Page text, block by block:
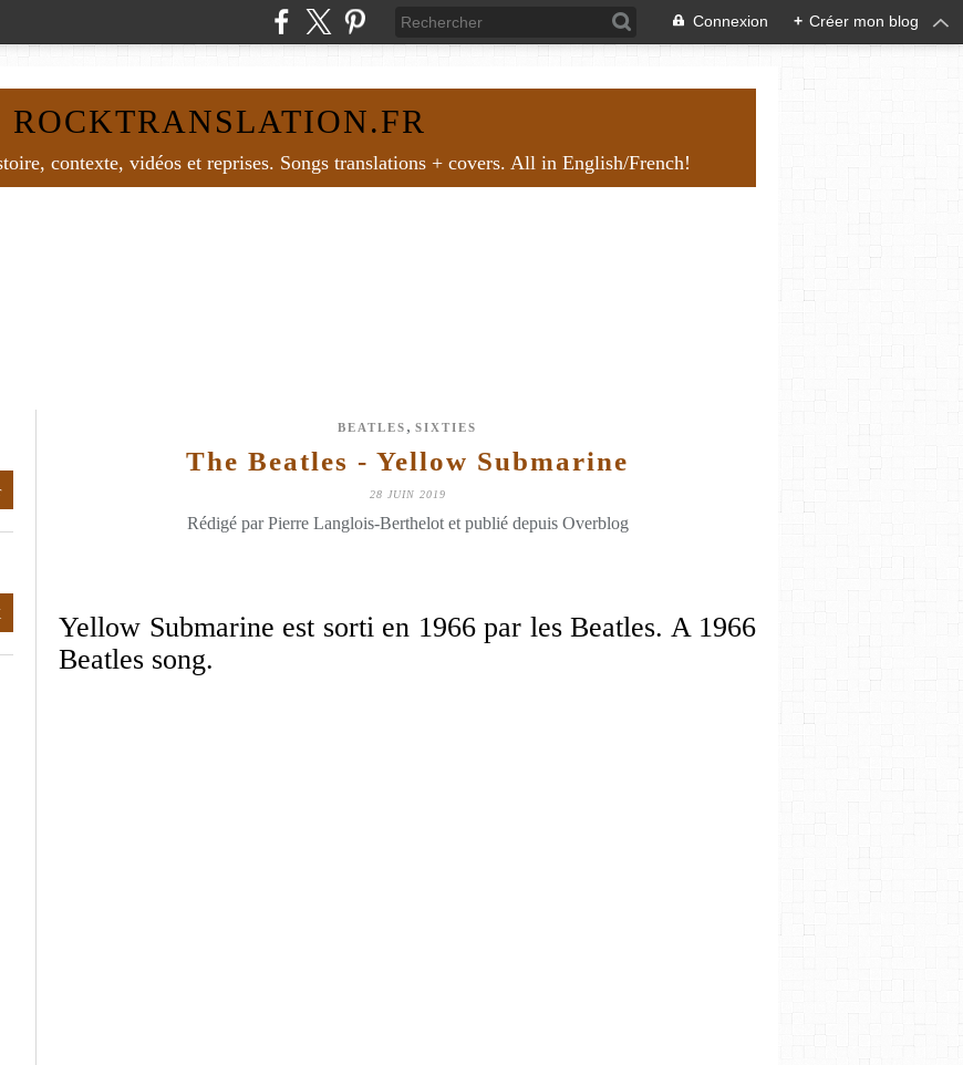
Connexion + Créer mon blog
ROCKTRANSLATION.FR
contexte, vidéos et reprises. Songs translations + covers. All in English/French!
BEATLES , SIXTIES
The Beatles - Yellow Submarine
28 JUIN 2019
Rédigé par Pierre Langlois-Berthelot et publié depuis Overblog
Yellow Submarine est sorti en 1966 par les Beatles. A 1966
Beatles song.